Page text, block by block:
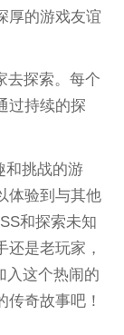
厚的游戏友谊
去探索。每个
过持续的探
和挑战的游
体验到与其他
和探索未知
是老玩家，
入这个热闹的
奇故事吧！